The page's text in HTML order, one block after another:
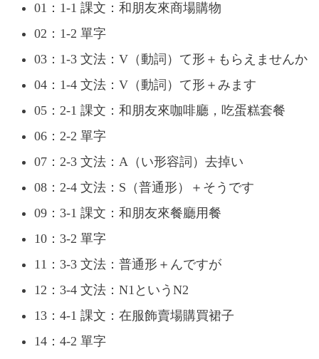
01：1-1 課文：和朋友來商場購物
02：1-2 單字
03：1-3 文法：V（動詞）て形＋もらえませんか
04：1-4 文法：V（動詞）て形＋みます
05：2-1 課文：和朋友來咖啡廳，吃蛋糕套餐
06：2-2 單字
07：2-3 文法：A（い形容詞）去掉い
08：2-4 文法：S（普通形）＋そうです
09：3-1 課文：和朋友來餐廳用餐
10：3-2 單字
11：3-3 文法：普通形＋んですが
12：3-4 文法：N1というN2
13：4-1 課文：在服飾賣場購買裙子
14：4-2 單字